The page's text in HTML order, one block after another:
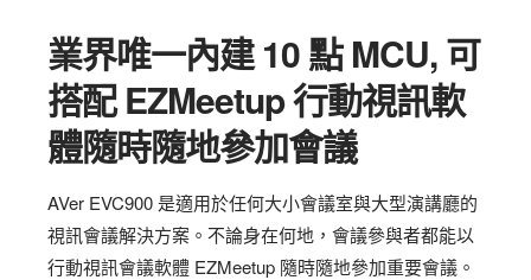
業界唯一內建 10 點 MCU, 可
搭配 EZMeetup 行動視訊軟
體隨時隨地參加會議
AVer EVC900 是適用於任何大小會議室與大型演講廳的
視訊會議解決方案。不論身在何地，會議參與者都能以
行動視訊會議軟體 EZMeetup 隨時隨地參加重要會議。